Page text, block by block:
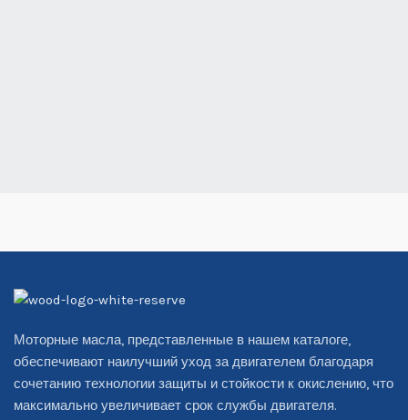
Моторные масла, представленные в нашем каталоге,
обеспечивают наилучший уход за двигателем благодаря
сочетанию технологии защиты и стойкости к окислению, что
максимально увеличивает срок службы двигателя.